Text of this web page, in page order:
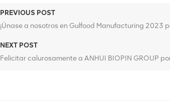
PREVIOUS POST
¡Únase a nosotros en Gulfood Manufacturing 2023
NEXT POST
Felicitar calurosamente a ANHUI BIOPIN GROUP